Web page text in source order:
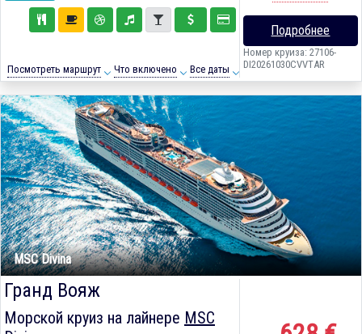
Посмотреть маршрут Что включено Все даты
Подробнее
Номер круиза: 27106-
DI20261030CVVTAR
MSC Divina
Гранд Вояж
Морской круиз на лайнере MSC